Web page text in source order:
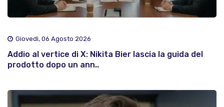
Giovedì, 06 Agosto 2026
Addio al vertice di X: Nikita Bier lascia la guida del
prodotto dopo un ann..